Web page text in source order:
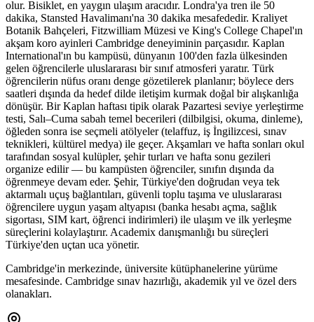
olur. Bisiklet, en yaygın ulaşım aracıdır. Londra'ya tren ile 50
dakika, Stansted Havalimanı'na 30 dakika mesafededir. Kraliyet
Botanik Bahçeleri, Fitzwilliam Müzesi ve King's College Chapel'ın
akşam koro ayinleri Cambridge deneyiminin parçasıdır. Kaplan
International'ın bu kampüsü, dünyanın 100'den fazla ülkesinden
gelen öğrencilerle uluslararası bir sınıf atmosferi yaratır. Türk
öğrencilerin nüfus oranı denge gözetilerek planlanır; böylece ders
saatleri dışında da hedef dilde iletişim kurmak doğal bir alışkanlığa
dönüşür. Bir Kaplan haftası tipik olarak Pazartesi seviye yerleştirme
testi, Salı–Cuma sabah temel becerileri (dilbilgisi, okuma, dinleme),
öğleden sonra ise seçmeli atölyeler (telaffuz, iş İngilizcesi, sınav
teknikleri, kültürel medya) ile geçer. Akşamları ve hafta sonları okul
tarafından sosyal kulüpler, şehir turları ve hafta sonu gezileri
organize edilir — bu kampüsten öğrenciler, sınıfın dışında da
öğrenmeye devam eder. Şehir, Türkiye'den doğrudan veya tek
aktarmalı uçuş bağlantıları, güvenli toplu taşıma ve uluslararası
öğrencilere uygun yaşam altyapısı (banka hesabı açma, sağlık
sigortası, SIM kart, öğrenci indirimleri) ile ulaşım ve ilk yerleşme
süreçlerini kolaylaştırır. Academix danışmanlığı bu süreçleri
Türkiye'den uçtan uca yönetir.
Cambridge'in merkezinde, üniversite kütüphanelerine yürüme
mesafesinde. Cambridge sınav hazırlığı, akademik yıl ve özel ders
olanakları.